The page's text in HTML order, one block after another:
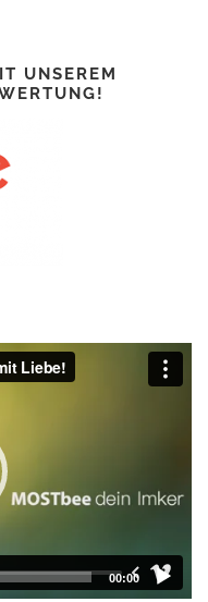
UNSEREM
00:00